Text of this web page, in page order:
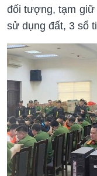
đối tượng, tạm giữ
sử dụng đất, 3 sổ